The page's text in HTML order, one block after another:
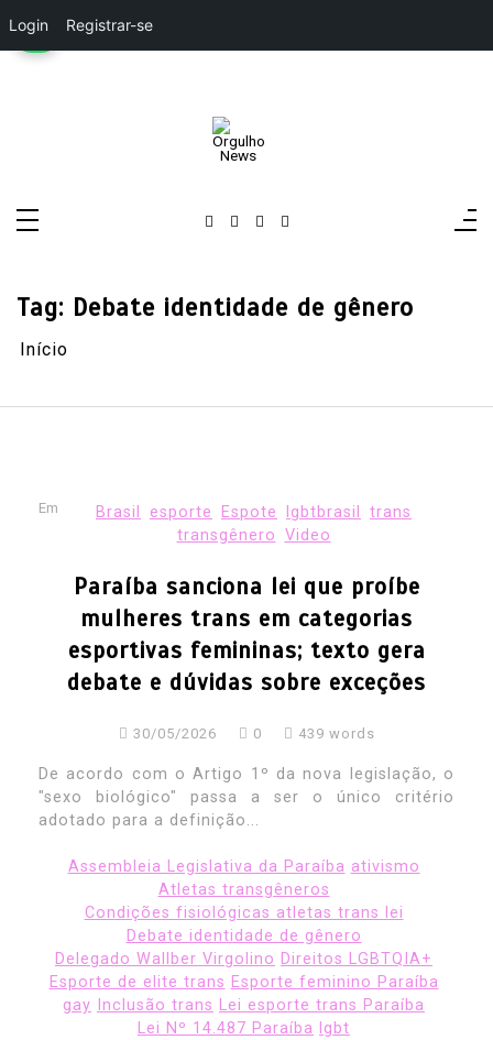
Login Registrar-se
Pular
Orgulho News
Tag: Debate identidade de gênero
Início
Em Brasil esporte Espote lgbtbrasil
trans
transgênero Video
Paraíba sanciona lei que proíbe
mulheres trans em categorias
esportivas femininas; texto gera
debate e dúvidas sobre exceções
30/05/2026 0 439 words
De acordo com o Artigo 1º da nova legislação, o
"sexo biológico" passa a ser o único critério
adotado para a definição...
Assembleia Legislativa da Paraíba ativismo
Atletas transgêneros
Condições fisiológicas atletas trans lei
Debate identidade de gênero
Delegado Wallber Virgolino Direitos LGBTQIA+
Esporte de elite trans Esporte feminino Paraíba
gay
Inclusão trans Lei esporte trans Paraíba
Lei Nº 14.487 Paraíba
lgbt